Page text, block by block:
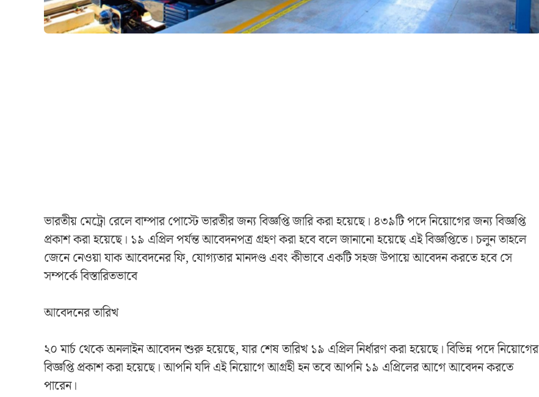
ভারতীয় মেট্রো রেলে বাম্পার পোস্টে ভারতীর জন্য বিজ্ঞপ্তি জারি করা হয়েছে। ৪৩৯টি পদে নিয়োগের জন্য বিজ্ঞপ্তি
প্রকাশ করা হয়েছে। ১৯ এপ্রিল পর্যন্ত আবেদনপত্র গ্রহণ করা হবে বলে জানানো হয়েছে এই বিজ্ঞপ্তিতে। চলুন তাহলে
জেনে নেওয়া যাক আবেদনের ফি, যোগ্যতার মানদণ্ড এবং কীভাবে একটি সহজ উপায়ে আবেদন করতে হবে সে
সম্পর্কে বিস্তারিতভাবে
আবেদনের তারিখ
২০ মার্চ থেকে অনলাইন আবেদন শুরু হয়েছে, যার শেষ তারিখ ১৯ এপ্রিল নির্ধারণ করা হয়েছে। বিভিন্ন পদে নিয়োগের
বিজ্ঞপ্তি প্রকাশ করা হয়েছে। আপনি যদি এই নিয়োগে আগ্রহী হন তবে আপনি ১৯ এপ্রিলের আগে আবেদন করতে
পারেন।